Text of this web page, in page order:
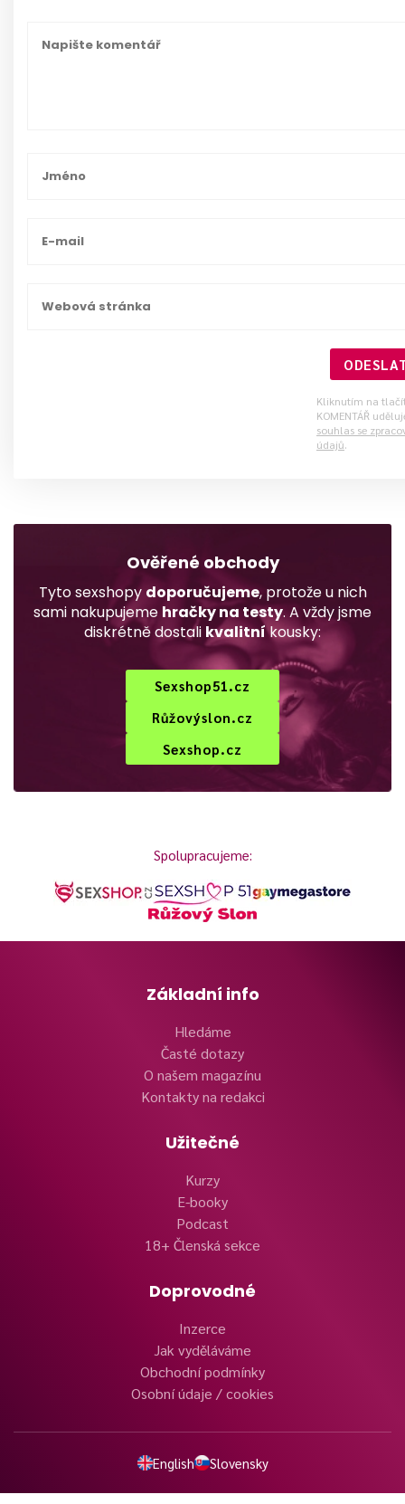
Kliknutím na
KOMENTÁŘ
souhlas se
údajů.
Ověřené obchody
Tyto sexshopy doporučujeme, protože u nich
sami nakupujeme hračky na testy. A vždy jsme
diskrétně dostali kvalitníkousky:
Sexshop51.cz
Růžovýslon.cz
Sexshop.cz
Spolupracujeme:
Základní info
Hledáme
Časté dotazy
O našem magazínu
Kontakty na redakci
Užitečné
Kurzy
E-booky
Podcast
18+ Členská sekce
Doprovodné
Inzerce
Jak vyděláváme
Obchodní podmínky
Osobní údaje / cookies
English Slovensky